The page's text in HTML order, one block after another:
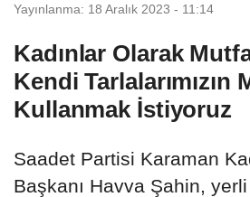
Yayınlanma: 18 Aralık 2023 - 11:14
Kadınlar Olarak
Kendi Tarlalarımızın
Kullanmak İstiyoruz
Saadet Partisi Karaman
Başkanı Havva Şahin, yerli